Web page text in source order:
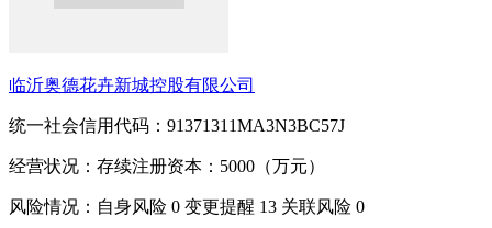
临沂奥德花卉新城控股有限公司
统一社会信用代码：91371311MA3N3BC57J
经营状况：存续注册资本：5000（万元）
风险情况：自身风险 0 变更提醒 13 关联风险 0